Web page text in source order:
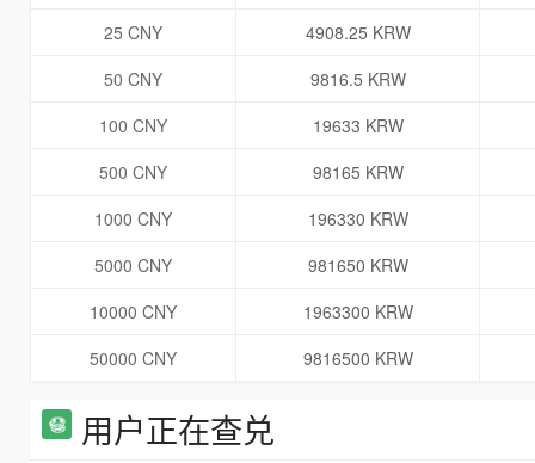
25 CNY
4908.25 KRW
50 CNY
9816.5 KRW
100 CNY
19633 KRW
500 CNY
98165 KRW
1000 CNY
196330 KRW
5000 CNY
981650 KRW
10000 CNY
1963300 KRW
50000 CNY
9816500 KRW
用户正在查兑